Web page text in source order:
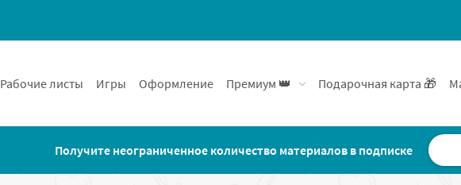
Рабочие листы Игры Оформление Премиум 👑 Подарочная карта 🎁
Получите неограниченное количество материалов в подписке